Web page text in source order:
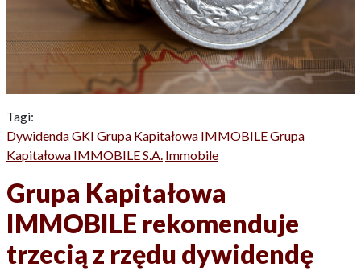
Tagi:
DywidendaGKI Grupa Kapitałowa IMMOBILEGrupa
Kapitałowa IMMOBILE S.A. Immobile
Grupa Kapitałowa
IMMOBILE rekomenduje
trzecią z rzędu dywidendę